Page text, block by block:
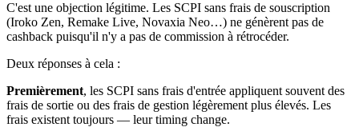
C'est une objection légitime. Les SCPI sans frais de souscription
(Iroko Zen, Remake Live, Novaxia Neo…) ne génèrent pas de
cashback puisqu'il n'y a pas de commission à rétrocéder.
Deux réponses à cela :
Premièrement, les SCPI sans frais d'entrée appliquent souvent des
frais de sortie ou des frais de gestion légèrement plus élevés. Les
frais existent toujours — leur timing change.